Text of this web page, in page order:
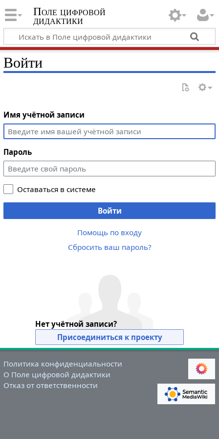
Поле цифровой
дидактики
Войти
Имя учётной записи
Пароль
Оставаться в системе
Войти
Помощь по входу
Сбросить ваш пароль?
Нет учётной записи?
Присоединиться к проекту
Политика конфиденциальности
О Поле цифровой дидактики
Отказ от ответственности